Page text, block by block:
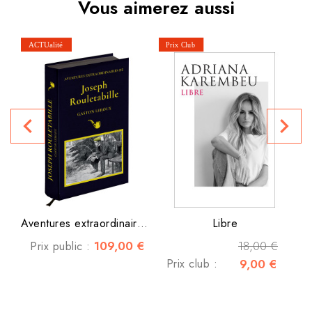
Vous aimerez aussi
Aventures extraordinaires...
Prix public : 109,00 €
Libre
18,00 €
Prix club : 9,00 €
navigate_before navigate_next